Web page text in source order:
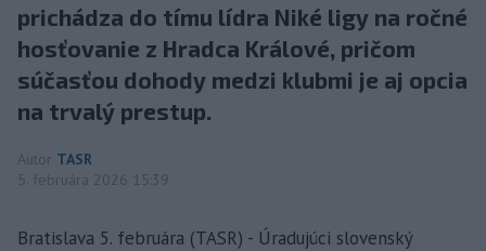
prichádza do tímu lídra Niké ligy na ročné
hosťovanie z Hradca Králové, pričom
súčasťou dohody medzi klubmi je aj opcia
na trvalý prestup.
Autor TASR
5. februára 2026 15:39
Bratislava 5. februára (TASR) - Úradujúci slovenský